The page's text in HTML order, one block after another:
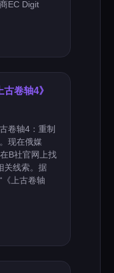
EC Digit
卷轴4》
卷轴4：重制
现在俄媒
B社官网上找
关线索。据
《上古卷轴